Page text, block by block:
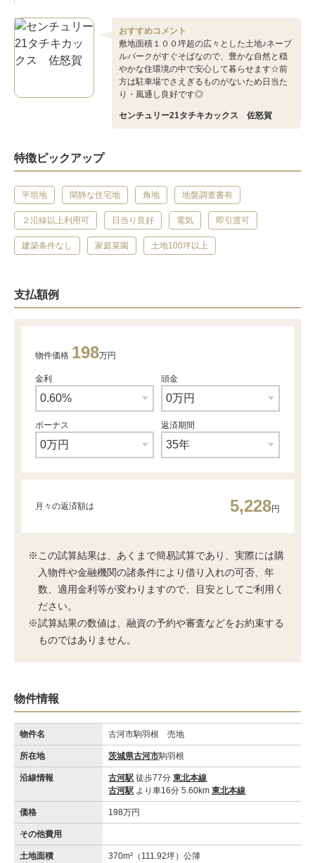
おすすめコメント
敷地面積１００坪超の広々とした土地♪ネーブ
ルパークがすぐそばなので、豊かな自然と穏
やかな住環境の中で安心して暮らせます☆前
方は駐車場でさえぎるものがないため日当た
り・風通し良好です◎
センチュリー21タチキカックス 佐怒賀
特徴ピックアップ
平坦地 閑静な住宅地 角地 地盤調査書有
２沿線以上利用可 日当り良好 電気 即引渡可
建築条件なし 家庭菜園 土地100坪以上
支払額例
物件価格 198万円
金利 頭金
ボーナス 返済期間
月々の返済額は 5,228円
※この試算結果は、あくまで簡易試算であり、実際には購
入物件や金融機関の諸条件により借り入れの可否、年
数、適用金利等が変わりますので、目安としてご利用く
ださい。
※試算結果の数値は、融資の予約や審査などをお約束する
ものではありません。
物件情報
物件名 古河市駒羽根 売地
所在地 茨城県古河市駒羽根
沿線情報 古河駅 徒歩77分東北本線
古河駅 より車16分 5.60km東北本線
価格 198万円
その他費用
土地面積 370m²（111.92坪）公簿